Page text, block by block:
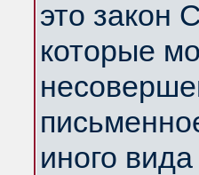
это закон
которые
иного